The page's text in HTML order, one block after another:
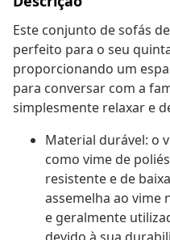
Este conjunto de sofás
perfeito para o seu
proporcionando um
para conversar com a
simplesmente relaxar e
Material durável: o
como vime de
resistente e de
assemelha ao vime
e geralmente